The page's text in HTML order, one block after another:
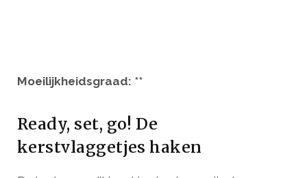
Moeilijkheidsgraad: **
Ready, set, go! De
kerstvlaggetjes haken